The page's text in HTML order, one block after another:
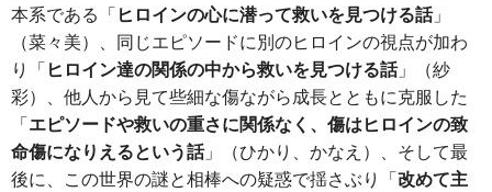
本系である「ヒロインの心に潜って救いを見つける話」
（菜々美）、同じエピソードに別のヒロインの視点が加わ
り「ヒロイン達の関係の中から救いを見つける話」（紗
彩）、他人から見て些細な傷ながら成長とともに克服した
「エピソードや救いの重さに関係なく、傷はヒロインの致
命傷になりえるという話」（ひかり、かなえ）、そして最
後に、この世界の謎と相棒への疑惑で揺さぶり「改めて主